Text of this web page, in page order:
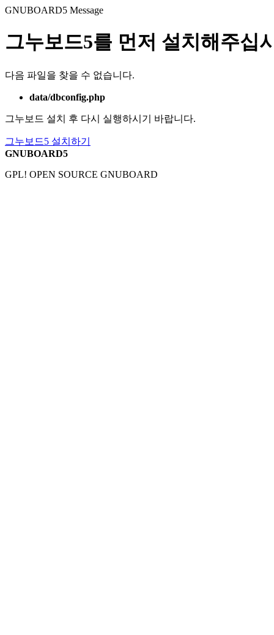
GNUBOARD5 Message
그누보드5를 먼저 설치해주십
다음 파일을 찾을 수 없습니다.
data/dbconfig.php
그누보드 설치 후 다시 실행하시기 바랍니다.
그누보드5 설치하기
GNUBOARD5
GPL! OPEN SOURCE GNUBOARD